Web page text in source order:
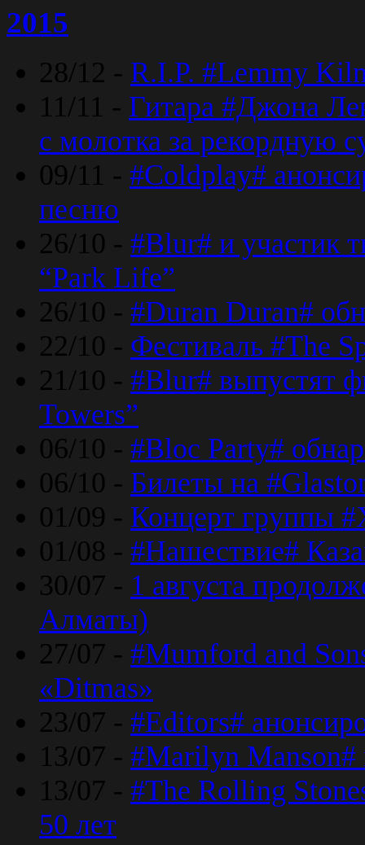
2015
28/12 - R.I.P. #Lemmy
11/11 - Гитара #Джона
с молотка за рекордную
09/11 - #Coldplay#
песню
26/10 - #Blur# и участик
“Park Life”
26/10 - #Duran Duran#
22/10 - Фестиваль #The
21/10 - #Blur# выпустят
Towers”
06/10 - #Bloc Party#
06/10 - Билеты на
01/09 - Концерт группы
01/08 - #Нашествие#
30/07 - 1 августа
Алматы)
27/07 - #Mumford and
«Ditmas»
23/07 - #Editors#
13/07 - #Marilyn Manson#
13/07 - #The Rolling
50 лет